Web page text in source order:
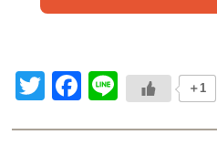
Twitter
Facebook
Line ＋1